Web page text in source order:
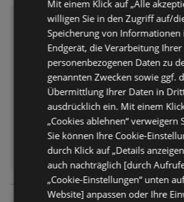
ALDI Nord:
Prospekt nicht
Abgelaufen am:
Mit einem Klick auf „Alle
willigen Sie in den Zugriff auf/
Speicherung von Informationen
Endgerät, die Verarbeitung Ihrer
personenbezogenen Daten zu
genannten Zwecken sowie ggf.
Übermittlung Ihrer Daten in
ausdrücklich ein. Mit einem
„Cookies ablehnen“ verweigern
Sie können Ihre Cookie-
durch Klick auf „Details
auch nachträglich [durch
„Cookie-Einstellungen“ unten
Website] anpassen oder Ihre